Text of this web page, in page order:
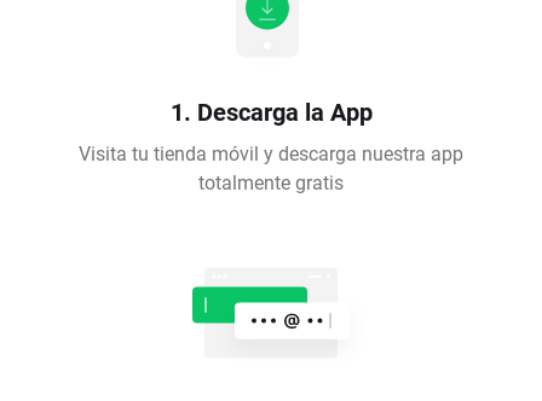
1. Descarga la App
Visita tu tienda móvil y descarga nuestra app
totalmente gratis